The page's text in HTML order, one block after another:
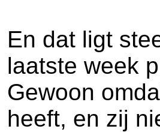
En dat ligt
laatste week
Gewoon
heeft, en zij